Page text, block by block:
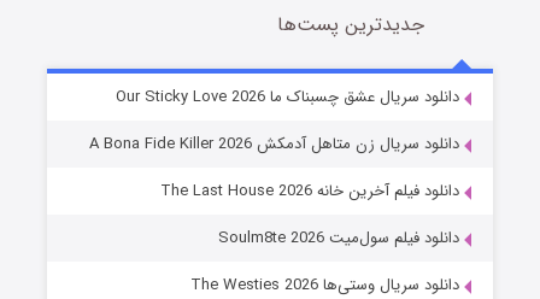
شوهر
جدیدترین پست‌ها
دانلود سریال عشق چسبناک ما Our Sticky Love 2026
دانلود سریال زن متاهل آدمکش A Bona Fide Killer 2026
دانلود فیلم آخرین خانه The Last House 2026
دانلود فیلم سول‌میت Soulm8te 2026
دانلود سریال وستی‌ها The Westies 2026